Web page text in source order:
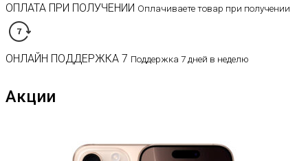
ОПЛАТА ПРИ ПОЛУЧЕНИИ Оплачиваете товар при получении
ОНЛАЙН ПОДДЕРЖКА 7 Поддержка 7 дней в неделю
Акции